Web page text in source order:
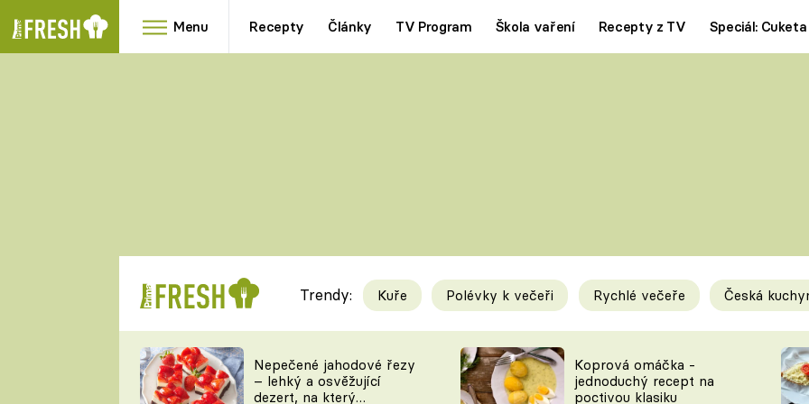
Menu Recepty Články TV Program Škola vaření Recepty z TV Speciál: Cuketa
RYCHLOVKY
Videorecepty
TEĎ VAŘÍ ŠÉF!
Tipy a triky
KAM ZA JÍDLEM
Trendy: Kuře Polévky k večeři Rychlé večeře Česká
Nepečené jahodové řezy
– lehký a osvěžující
dezert, na který
Koprová omáčka -
jednoduchý recept na
poctivou klasiku